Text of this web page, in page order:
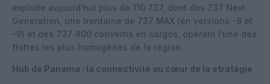
exploite aujourd’hui plus de 110 737, dont des 737 Next
Generation, une trentaine de 737 MAX (en versions -8 et
-9) et des 737‑800 convertis en cargos, opérant l’une des
flottes les plus homogènes de la région.
Hub de Panama : la connectivité au cœur de la stratégie